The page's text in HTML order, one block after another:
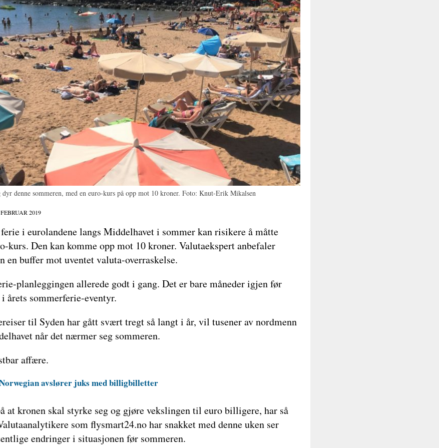
denne sommeren, med en euro-kurs på opp mot 10 kroner. Foto: Knut-Erik Mikalsen
2019
i eurolandene langs Middelhavet i sommer kan risikere å måtte
kurs. Den kan komme opp mot 10 kroner. Valutaekspert anbefaler
en buffer mot uventet valuta-overraskelse.
planleggingen allerede godt i gang. Det er bare måneder igjen før
årets sommerferie-eventyr.
til Syden har gått svært tregt så langt i år, vil tusener av nordmenn
når det nærmer seg sommeren.
affære.
avslører juks med billigbilletter
at kronen skal styrke seg og gjøre vekslingen til euro billigere, har så
som flysmart24.no har snakket med denne uken ser
endringer i situasjonen før sommeren.